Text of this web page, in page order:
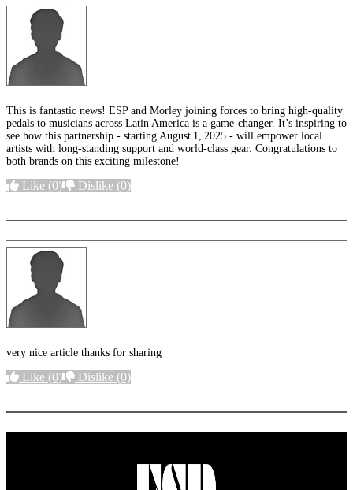
This is fantastic news! ESP and Morley joining forces to bring high‑quality
pedals to musicians across Latin America is a game‑changer. It’s inspiring to
see how this partnership - starting August 1, 2025 - will empower local
artists with long‑standing support and world‑class gear. Congratulations to
both brands on this exciting milestone!
Like (0) Dislike (0)
very nice article thanks for sharing
Like (0) Dislike (0)